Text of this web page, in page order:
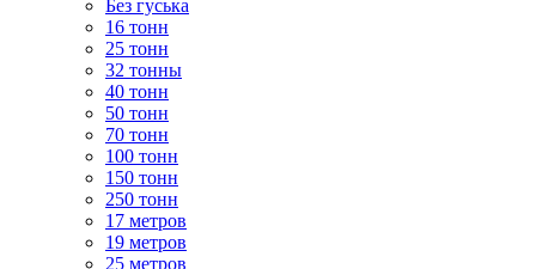
Без гуська
16 тонн
25 тонн
32 тонны
40 тонн
50 тонн
70 тонн
100 тонн
150 тонн
250 тонн
17 метров
19 метров
25 метров